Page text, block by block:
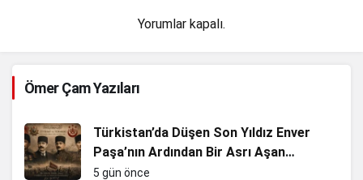
Yorumlar kapalı.
Ömer Çam Yazıları
Türkistan’da Düşen Son Yıldız Enver
Paşa’nın Ardından Bir Asrı Aşan
Sessizlik
5 gün önce